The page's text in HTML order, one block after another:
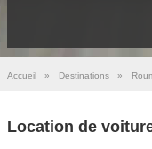
Accueil » Destinations »
Location de